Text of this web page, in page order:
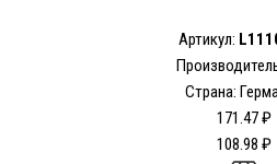
Артикул:
Страна:
171.47 ₽
108.98 ₽